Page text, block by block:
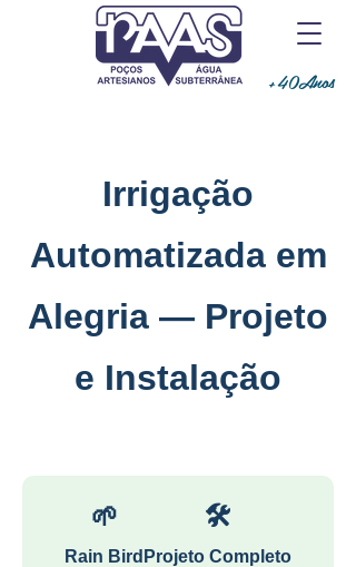
+40Anos
Irrigação
Automatizada em
Alegria — Projeto
e Instalação
🌱
Rain Bird
🛠
Projeto Completo